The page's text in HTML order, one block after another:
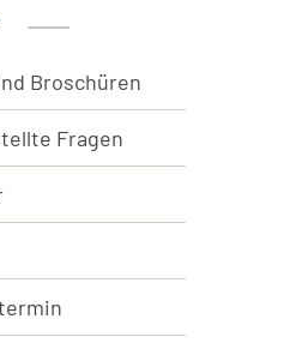
Broschüren
Fragen